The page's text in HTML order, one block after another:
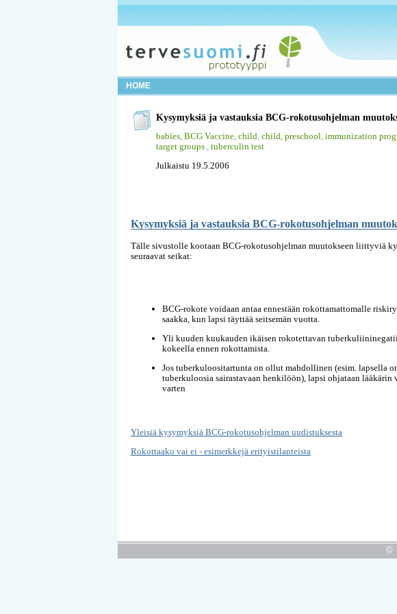
HOME
Kysymyksiä ja vastauksia BCG-rokotusohjelman
babies BCG Vaccine child child, preschool immunization
target groups tuberculin test
Julkaistu 19.5.2006
Kysymyksiä ja vastauksia BCG-rokotusohjelman
Tälle sivustolle kootaan BCG-rokotusohjelman muutokseen liittyviä
seuraavat seikat:
BCG-rokote voidaan antaa ennestään rokottamattomalle
saakka, kun lapsi täyttää seitsemän vuotta.
Yli kuuden kuukauden ikäisen rokotettavan
kokeella ennen rokottamista.
Jos tuberkuloositartunta on ollut mahdollinen (esim. lapsella
tuberkuloosia sairastavaan henkilöön), lapsi ohjataan
varten
Yleisiä kysymyksiä BCG-rokotusohjelman uudistuksesta
Rokottaako vai ei - esimerkkejä erityistilanteista
©